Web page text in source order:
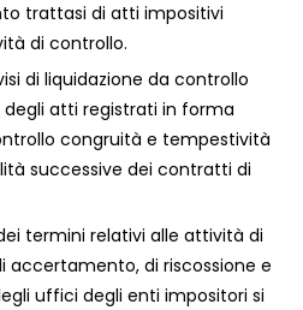
trattasi di atti impositivi
di controllo.
di liquidazione da controllo
atti registrati in forma
congruità e tempestività
successive dei contratti di
termini relativi alle attività di
accertamento, di riscossione e
uffici degli enti impositori si